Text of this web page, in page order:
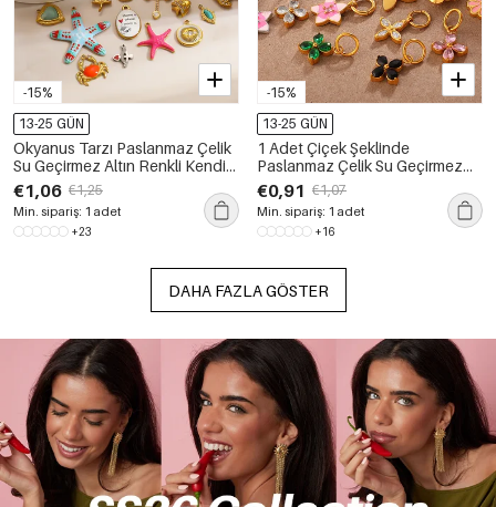
-15%
13-25 GÜN
Okyanus Tarzı Paslanmaz Çelik
Su Geçirmez Altın Renkli Kendin
Yap Kolyeler
€1,06 €1,25
Min. sipariş: 1 adet
+23
-15%
13-25 GÜN
1 Adet Çiçek Şeklinde
Paslanmaz Çelik Su Geçirmez
Altın Renkli Rhinestone Kendin
Yap Kolye
€0,91 €1,07
Min. sipariş: 1 adet
+16
DAHA FAZLA GÖSTER